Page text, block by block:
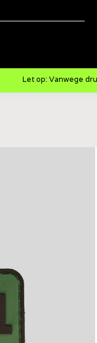
Let op: Vanwege